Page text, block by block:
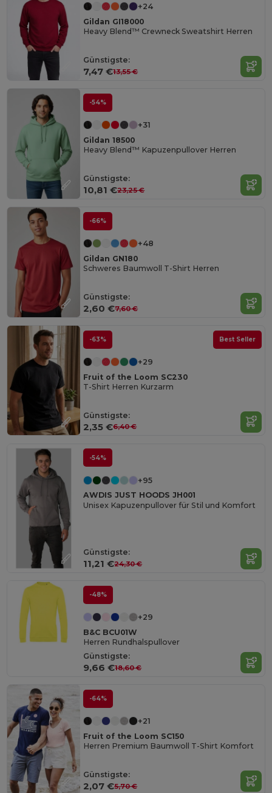
+24
Gildan GI18000
Heavy Blend™ Crewneck Sweatshirt Herren
Günstigste:
7,47 €13,55 €
-54%
+31
Gildan 18500
Heavy Blend™ Kapuzenpullover Herren
Günstigste:
10,81 €23,25 €
-66%
+48
Gildan GN180
Schweres Baumwoll T-Shirt Herren
Günstigste:
2,60 €7,60 €
-63% Best Seller
+29
Fruit of the Loom SC230
T-Shirt Herren Kurzarm
Günstigste:
2,35 €6,40 €
-54%
+95
AWDIS JUST HOODS JH001
Unisex Kapuzenpullover für Stil und Komfort
Günstigste:
11,21 €24,30 €
-48%
+29
B&C BCU01W
Herren Rundhalspullover
Günstigste:
9,66 €18,60 €
-64%
+21
Fruit of the Loom SC150
Herren Premium Baumwoll T-Shirt Komfort
Günstigste:
2,07 €5,70 €